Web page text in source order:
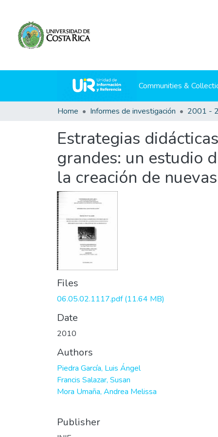
Communities &
Home Informes de investigación 2001 -
Estrategias
grandes: un estudio
la creación de
Files
06.05.02.1117.pdf(11.64 MB)
Date
2010
Authors
Piedra García, Luis Ángel
Francis Salazar, Susan
Mora Umaña, Andrea Melissa
Publisher